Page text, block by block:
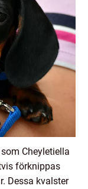
Cheyletiella
förknippas
Dessa kvalster